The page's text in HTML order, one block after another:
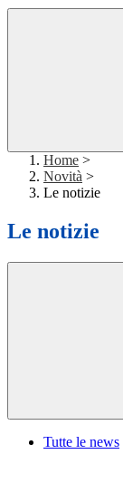
Home >
Novità >
Le notizie
Le notizie
Tutte le news